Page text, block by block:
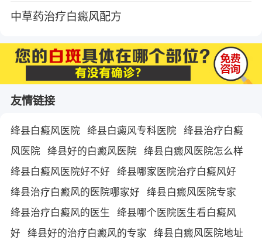
中草药治疗白癜风配方
友情链接
绛县白癜风医院 绛县白癜风专科医院 绛县治疗白癜
风医院 绛县好的白癜风医院 绛县白癜风医院怎么样
绛县白癜风医院好不好 绛县哪家医院治疗白癜风好
绛县治疗白癜风的医院哪家好 绛县白癜风医院专家
绛县治疗白癜风的医生 绛县哪个医院医生看白癜风
好 绛县好的治疗白癜风的专家 绛县白癜风医院地址